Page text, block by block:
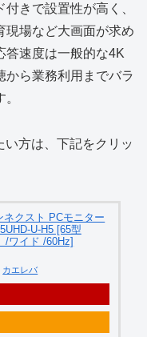
きで設置性が高く、
現場など大画面が求め
答速度は一般的な4K
から業務利用までバラ
方は、下記をクリッ
クスト PCモニター
U-H5 [65型
/ワイド /60Hz]
カエレバ